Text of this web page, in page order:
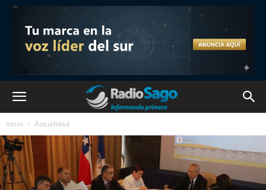
Inicio Actualidad